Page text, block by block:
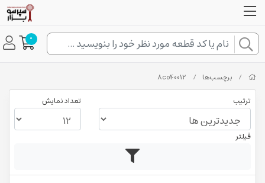
0
/ برچسب‌ها /
8co40012
ترتیب تعداد نمایش
فیلتر